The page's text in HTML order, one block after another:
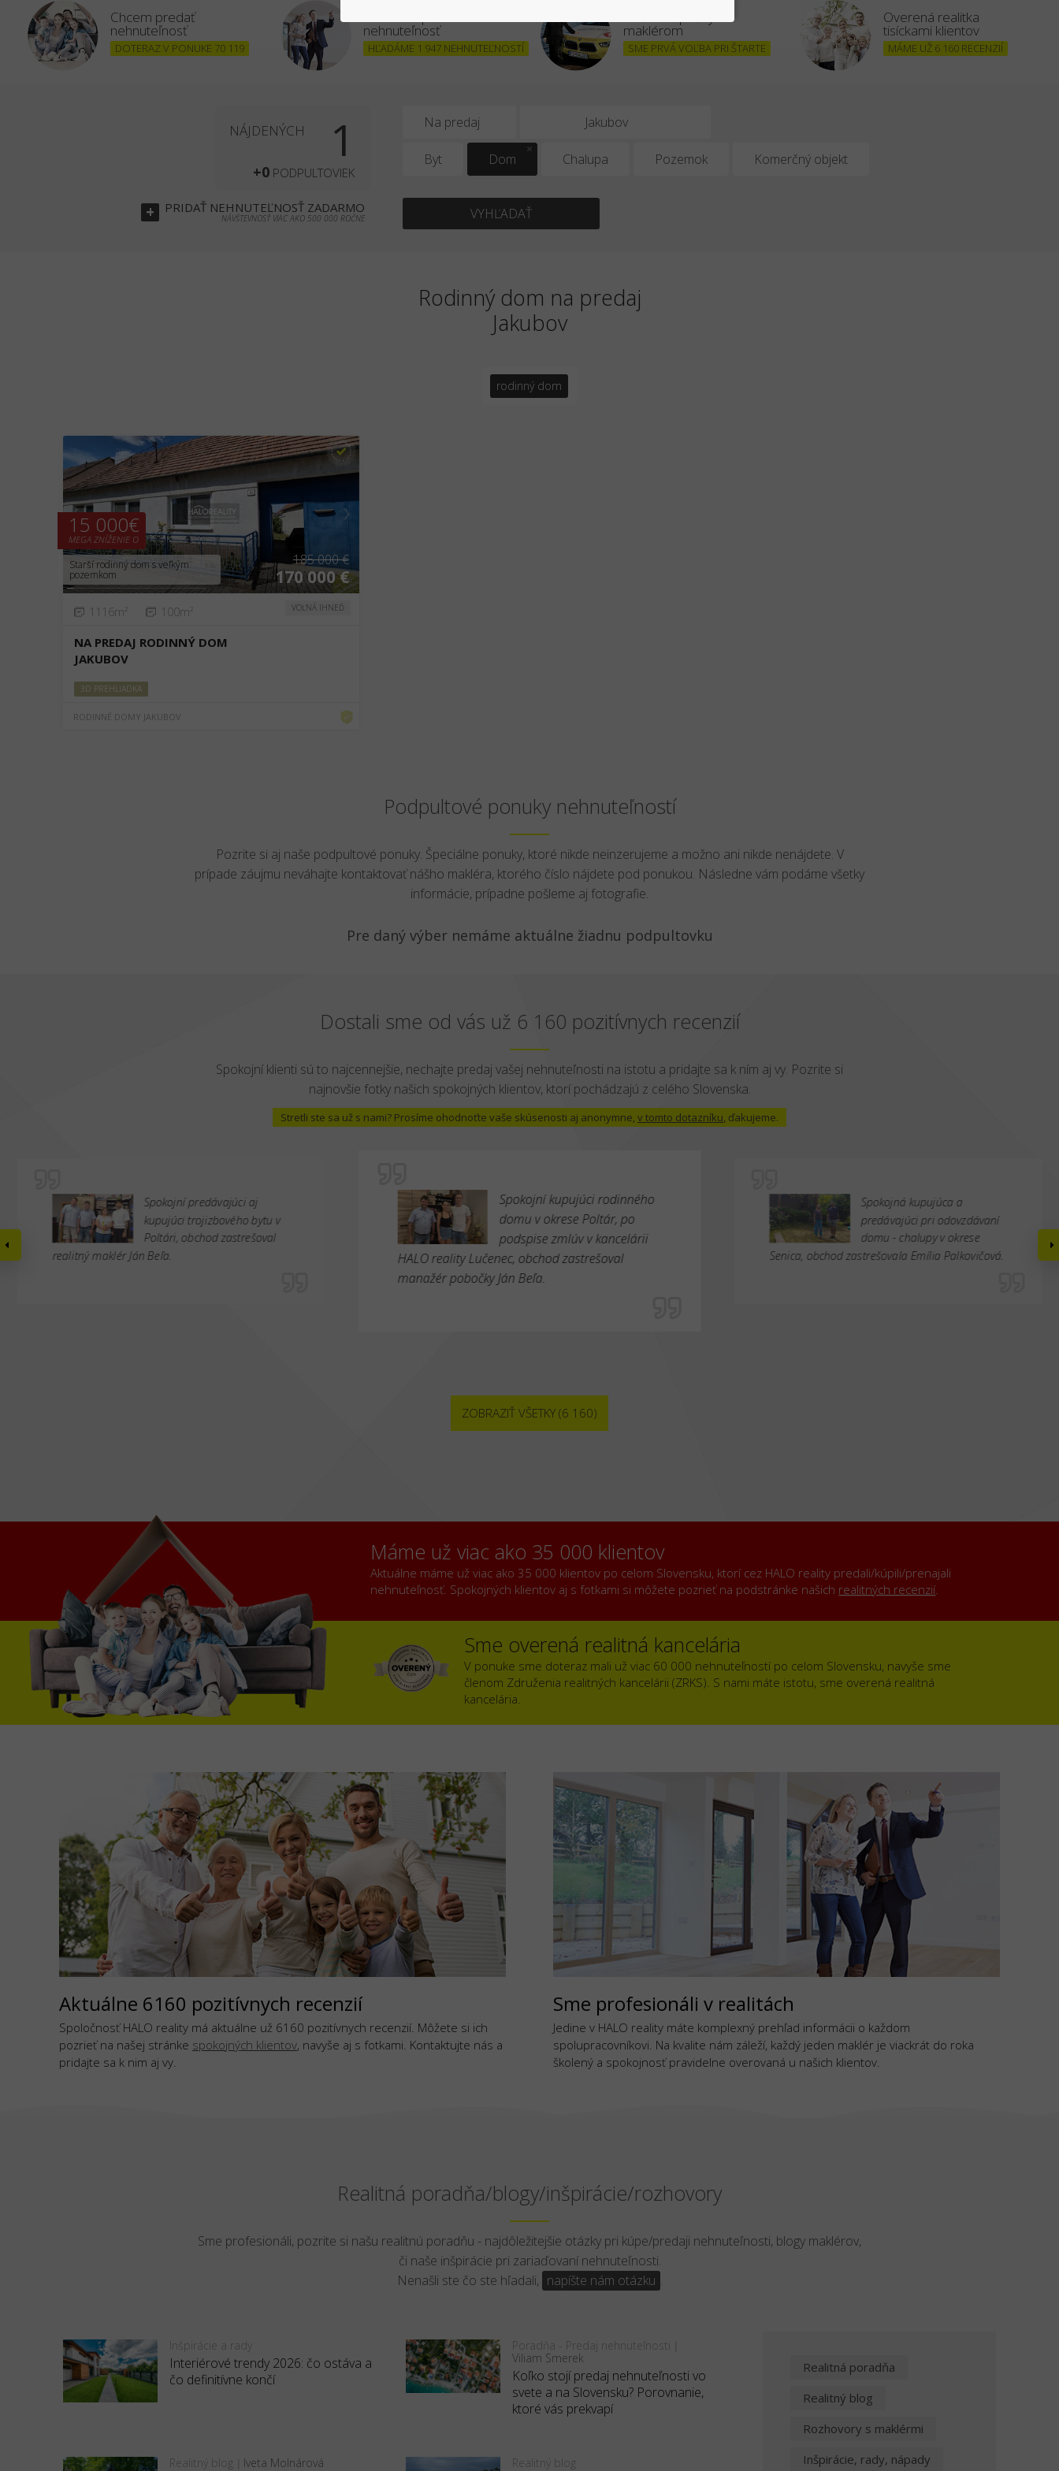
Chcem predať
nehnuteľnosť
DOTERAZ V PONUKE 70 119
nehnuteľnosť
HĽADÁME 1 947 NEHNUTEĽNOSTÍ
maklérom
SME PRVÁ VOĽBA PRI ŠTARTE
Overená realitka
tisíckami klientov
MÁME UŽ 6 160 RECENZIÍ
Na predaj
Byt Dom Chalupa Pozemok Komerčný objekt
VYHĽADAŤ
NÁJDENÝCH 1
+0 PODPULTOVIEK
+ PRIDAŤ NEHNUTEĽNOSŤ ZADARMO
NÁVŠTEVNOSŤ VIAC AKO 500 000 ROČNE
Rodinný dom na predaj
Jakubov
rodinný dom
❮ ❯
15 000€
MEGA ZNÍŽENIE O
Starší rodinný dom s veľkým
pozemkom
185 000 €
170 000 €
1116m² 100m² VOĽNÁ IHNEĎ
NA PREDAJ RODINNÝ DOM
JAKUBOV
3D PREHLIADKA
RODINNÉ DOMY JAKUBOV
Podpultové ponuky nehnuteľností
Pozrite si aj naše podpultové ponuky. Špeciálne ponuky, ktoré nikde neinzerujeme a možno ani nikde nenájdete. V
prípade záujmu neváhajte kontaktovať nášho makléra, ktorého číslo nájdete pod ponukou. Následne vám podáme všetky
informácie, prípadne pošleme aj fotografie.
Pre daný výber nemáme aktuálne žiadnu podpultovku
Dostali sme od vás už 6 160 pozitívnych recenzií
Spokojní klienti sú to najcennejšie, nechajte predaj vašej nehnuteľnosti na istotu a pridajte sa k ním aj vy. Pozrite si
najnovšie fotky našich spokojných klientov, ktorí pochádzajú z celého Slovenska.
Stretli ste sa už s nami? Prosíme ohodnoťte vaše skúsenosti aj anonymne, v tomto dotazníku, ďakujeme.
Spokojní predávajúci aj
kupujúci trojizbového bytu v
Poltári, obchod zastrešoval
realitný maklér Ján Beľa.
Spokojní kupujúci rodinného
domu v okrese Poltár, po
podspise zmlúv v kancelárii
HALO reality Lučenec, obchod zastrešoval
manažér pobočky Ján Beľa.
Spokojná kupujúca a
predávajúci pri odovzdávaní
domu - chalupy v okrese
Senica, obchod zastrešovala Emília Palkovičová.
ZOBRAZIŤ VŠETKY (6 160)
Máme už viac ako 35 000 klientov
Aktuálne máme už viac ako 35 000 klientov po celom Slovensku, ktorí cez HALO reality predali/kúpili/prenajali
nehnuteľnosť. Spokojných klientov aj s fotkami si môžete pozrieť na podstránke našich realitných recenzií.
Sme overená realitná kancelária
V ponuke sme doteraz mali už viac 60 000 nehnuteľností po celom Slovensku, navyše sme
členom Združenia realitných kancelárii (ZRKS). S nami máte istotu, sme overená realitná
kancelária.
Aktuálne 6160 pozitívnych recenzií
Spoločnosť HALO reality má aktuálne už 6160 pozitívnych recenzií. Môžete si ich
pozrieť na našej stránke spokojných klientov, navyše aj s fotkami. Kontaktujte nás a
pridajte sa k nim aj vy.
Sme profesionáli v realitách
Jedine v HALO reality máte komplexný prehľad informácii o každom
spolupracovníkovi. Na kvalite nám záleží, každý jeden maklér je viackrát do roka
školený a spokojnosť pravidelne overovaná u našich klientov.
Realitná poradňa/blogy/inšpirácie/rozhovory
Sme profesionáli, pozrite si našu realitnú poradňu - najdôležitejšie otázky pri kúpe/predaji nehnuteľnosti, blogy maklérov,
či naše inšpirácie pri zariaďovaní nehnuteľnosti.
Nenašli ste čo ste hľadali, napíšte nám otázku .
Inšpirácie a rady
Interiérové trendy 2026: čo ostáva a
čo definitívne končí
Poradňa - Predaj nehnuteľnosti
Viliam Smerek
Koľko stojí predaj nehnuteľnosti vo
svete a na Slovensku? Porovnanie,
ktoré vás prekvapí
Realitný blog Iveta Molnárová Realitný blog
Realitná poradňa
Realitný blog
Rozhovory s maklérmi
Inšpirácie, rady, nápady